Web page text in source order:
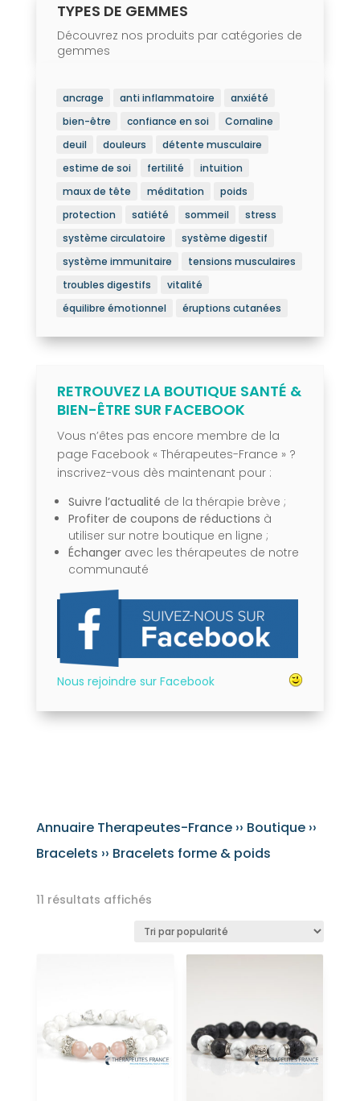
TYPES DE GEMMES
Découvrez nos produits par catégories de
gemmes
ancrage anti inflammatoire
anxiété
bien-être
confiance en soi
Cornaline
deuil
douleurs
détente musculaire
estime de soi
fertilité
intuition
maux de tête
méditation
poids
protection
satiété sommeil
stress
système circulatoire
système digestif
système immunitaire
tensions musculaires
troubles digestifs
vitalité
équilibre émotionnel
éruptions cutanées
RETROUVEZ LA BOUTIQUE SANTÉ &
BIEN-ÊTRE SUR FACEBOOK
Vous n’êtes pas encore membre de la
page Facebook « Thérapeutes-France » ?
inscrivez-vous dès maintenant pour :
Suivre l’actualité de la thérapie brève ;
Profiter de coupons de réductions à
utiliser sur notre boutique en ligne ;
Échangeravec les thérapeutes de notre
communauté
Nous rejoindre sur Facebook
Annuaire Therapeutes-France›› Boutique››
Bracelets ›› Bracelets forme & poids
11 résultats affichésTrié
popularité